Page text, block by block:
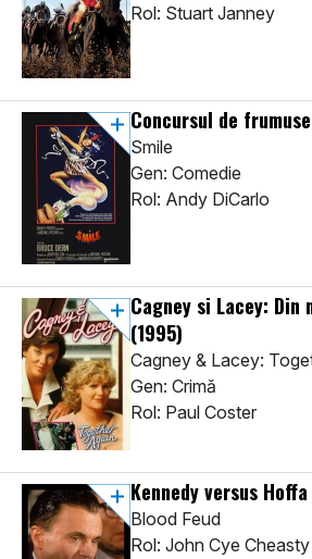
Rol: Stuart Janney
Concursul de
Smile
Gen: Comedie
Rol: Andy DiCarlo
Cagney si Lacey: Din
(1995)
Cagney & Lacey:
Gen: Crimă
Rol: Paul Coster
Kennedy versus Hoffa
Blood Feud
Rol: John Cye